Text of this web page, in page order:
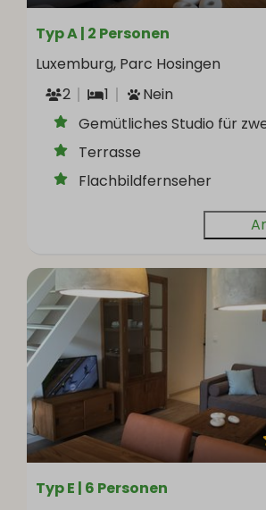
Typ A | 2 Personen
Luxemburg, Parc Hosingen
2
1
Nein
Gemütliches Studio für
Terrasse
Flachbildfernseher
Typ E | 6 Personen